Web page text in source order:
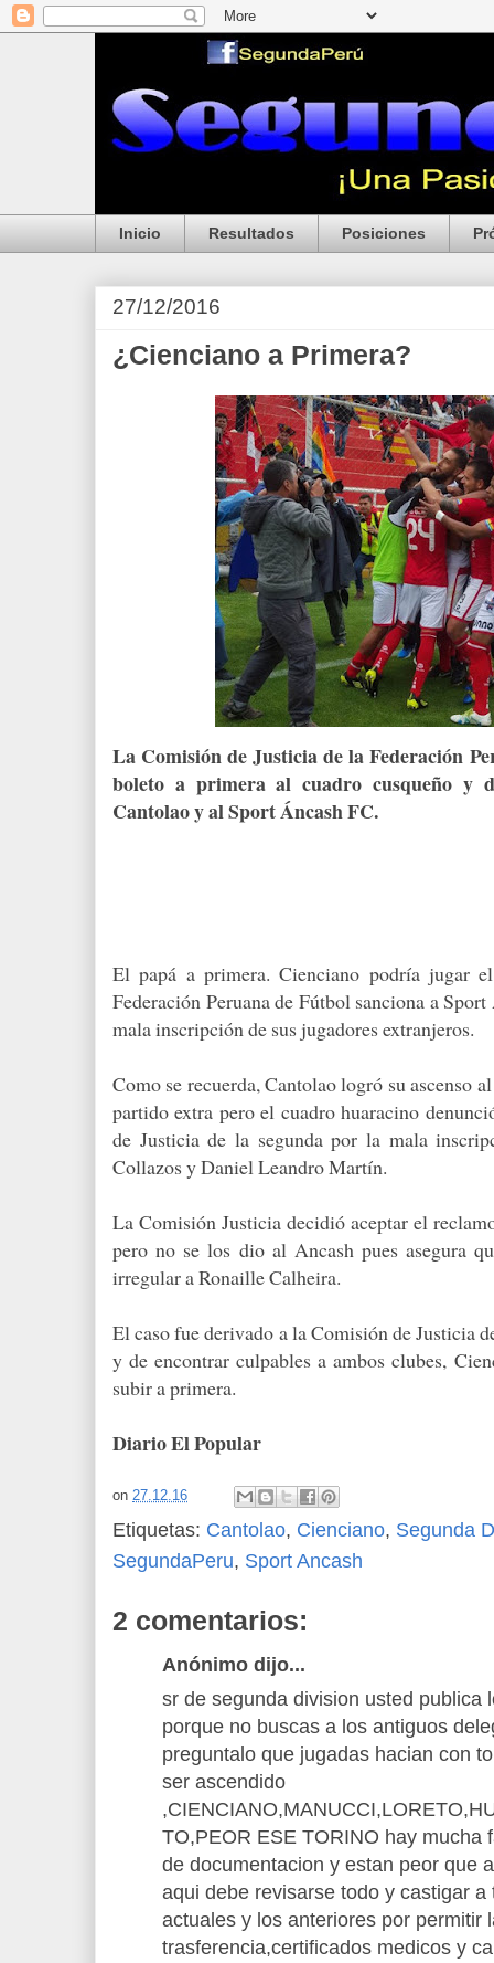
Inicio Resultados Posiciones
27/12/2016
¿Cienciano a Primera?
La Comisión de Justicia de la Federación
boleto a primera al cuadro cusqueño y
Cantolao y al Sport Áncash FC.
El papá a primera. Cienciano podría jugar
Federación Peruana de Fútbol sanciona a
mala inscripción de sus jugadores extranjeros.
Como se recuerda, Cantolao logró su ascenso
partido extra pero el cuadro huaracino
de Justicia de la segunda por la mala
Collazos y Daniel Leandro Martín.
La Comisión Justicia decidió aceptar el
pero no se los dio al Ancash pues asegura
irregular a Ronaille Calheira.
El caso fue derivado a la Comisión de Justicia
y de encontrar culpables a ambos clubes,
subir a primera.
Diario El Popular
on 27.12.16
Etiquetas: Cantolao, Cienciano, Segunda
SegundaPeru, Sport Ancash
2 comentarios:
Anónimo dijo...
sr de segunda division usted publica
porque no buscas a los antiguos
preguntalo que jugadas hacian con
ser ascendido
TO,PEOR ESE TORINO hay mucha
de documentacion y estan peor que
aqui debe revisarse todo y castigar
actuales y los anteriores por permitir
trasferencia,certificados medicos y